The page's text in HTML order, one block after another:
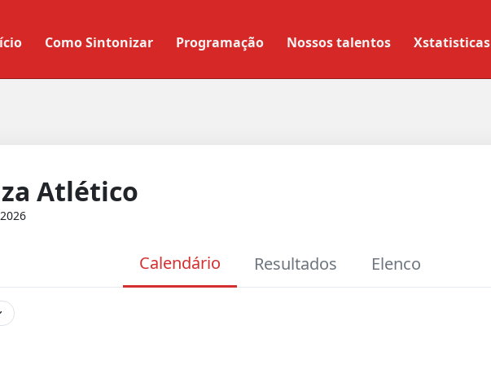
Como Sintonizar Programação Nossos talentos Xstatisticas
Atlético
Calendário Resultados Elenco